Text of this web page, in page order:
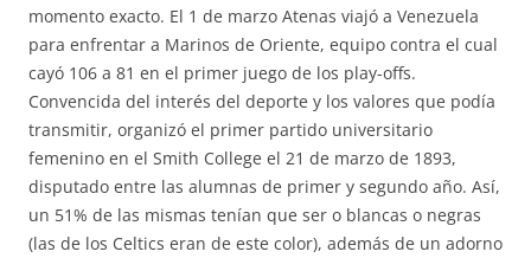
momento exacto. El 1 de marzo Atenas viajó a Venezuela
para enfrentar a Marinos de Oriente, equipo contra el cual
cayó 106 a 81 en el primer juego de los play-offs.
Convencida del interés del deporte y los valores que podía
transmitir, organizó el primer partido universitario
femenino en el Smith College el 21 de marzo de 1893,
disputado entre las alumnas de primer y segundo año. Así,
un 51% de las mismas tenían que ser o blancas o negras
(las de los Celtics eran de este color), además de un adorno